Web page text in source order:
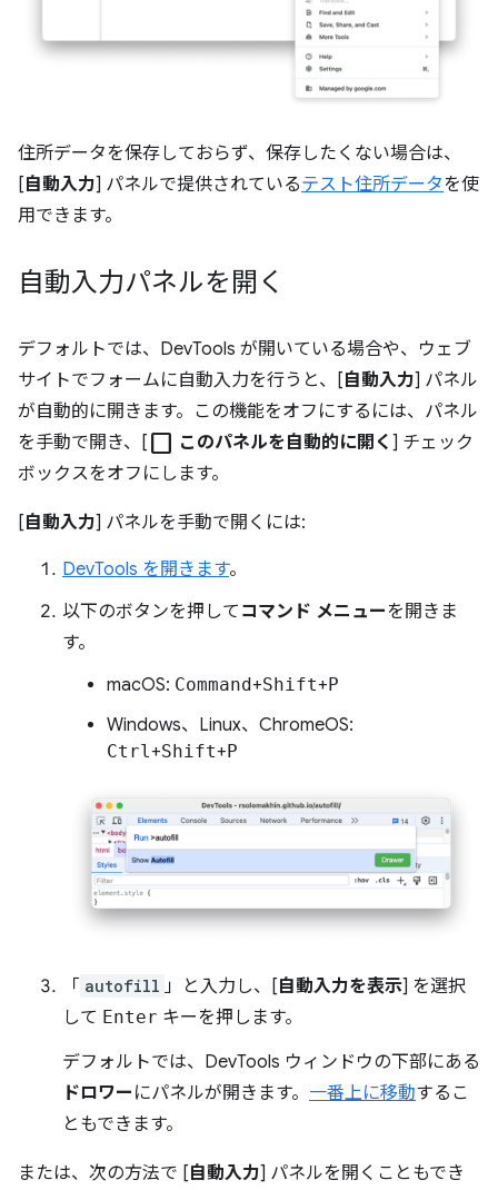
住所データを保存しておらず、保存したくない場合は、
[自動入力] パネルで提供されているテスト住所データを使
用できます。
自動入力パネルを開く
デフォルトでは、DevTools が開いている場合や、ウェブ
サイトでフォームに自動入力を行うと、[自動入力] パネル
が自動的に開きます。この機能をオフにするには、パネル
を手動で開き、[ check_box_outline_blank このパネルを自動的に開く ] チェック
ボックスをオフにします。
[自動入力] パネルを手動で開くには:
DevTools を開きます。
以下のボタンを押して コマンド メニューを開きま
す。
macOS: Command+Shift+P
Windows、Linux、ChromeOS:
Ctrl+Shift+P
「 autofill 」と入力し、[自動入力を表示] を選択
して Enter キーを押します。
デフォルトでは、DevTools ウィンドウの下部にある
ドロワー にパネルが開きます。 一番上に移動するこ
ともできます。
または、次の方法で [自動入力] パネルを開くこともでき